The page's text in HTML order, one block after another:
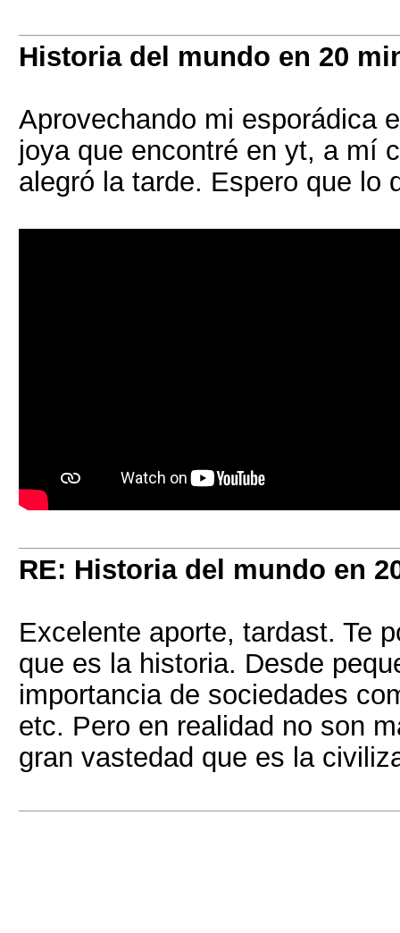
Historia del mundo en 20
Aprovechando mi esporádica
joya que encontré en yt, a mí
alegró la tarde. Espero que lo
RE: Historia del mundo en
Excelente aporte, tardast. Te
que es la historia. Desde
importancia de sociedades
etc. Pero en realidad no son
gran vastedad que es la